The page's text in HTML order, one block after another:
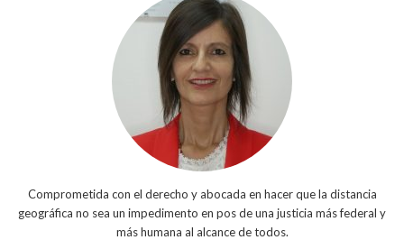
Comprometida con el derecho y abocada en hacer que la distancia
geográfica no sea un impedimento en pos de una justicia más federal y
más humana al alcance de todos.